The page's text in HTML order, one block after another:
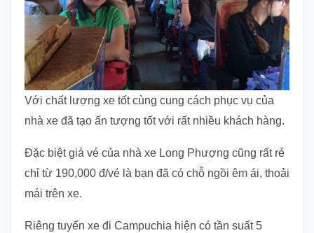
Với chất lượng xe tốt cùng cung cách phục vụ của
nhà xe đã tạo ấn tượng tốt với rất nhiều khách hàng.
Đặc biệt giá vé của nhà xe Long Phượng cũng rất rẻ
chỉ từ 190,000 đ/vé là bạn đã có chỗ ngồi êm ái, thoải
mái trên xe.
Riêng tuyến xe đi Campuchia hiện có tần suất 5